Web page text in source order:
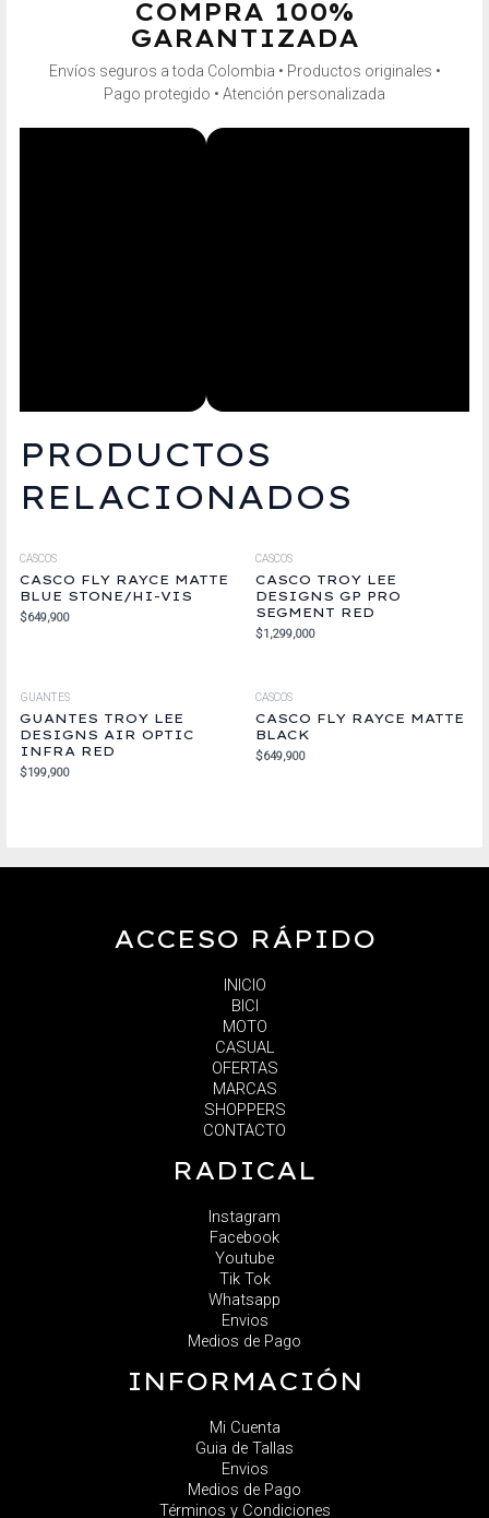
COMPRA 100%
GARANTIZADA
Envíos seguros a toda Colombia • Productos originales •
Pago protegido • Atención personalizada
PRODUCTOS
RELACIONADOS
CASCOS
CASCO FLY RAYCE MATTE
BLUE STONE/HI-VIS
$649,900
CASCOS
CASCO TROY LEE
DESIGNS GP PRO
SEGMENT RED
$1,299,000
GUANTES
GUANTES TROY LEE
DESIGNS AIR OPTIC
INFRA RED
$199,900
CASCOS
CASCO FLY RAYCE MATTE
BLACK
$649,900
ACCESO RÁPIDO
INICIO
BICI
MOTO
CASUAL
OFERTAS
MARCAS
SHOPPERS
CONTACTO
RADICAL
Instagram
Facebook
Youtube
Tik Tok
Whatsapp
Envios
Medios de Pago
INFORMACIÓN
Mi Cuenta
Guia de Tallas
Envios
Medios de Pago
Términos y Condiciones